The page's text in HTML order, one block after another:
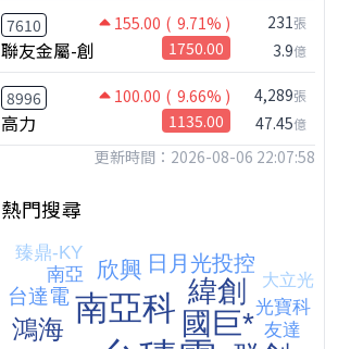
【我被黑了?】是真的聽不懂嗎...還是... #股票分析 #因果分析 撐台股的不是投信，是買ETF的你自己｜Mr.Jimmy高志銘 #ETF #投信買超 #台股
7610 155.00 ( 9.71% )
聯友金屬-創 1750.00
231張
3.9億
8996 100.00 ( 9.66% )
高力 1135.00
4,289張
47.45億
更新時間：2026-08-06 22:07:58
熱門搜尋